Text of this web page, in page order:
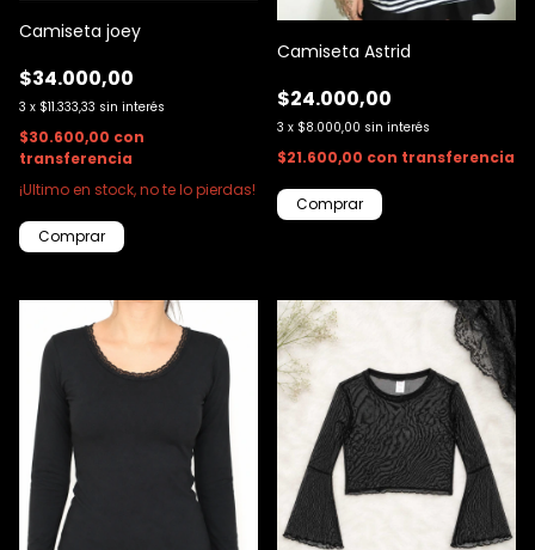
Camiseta joey
$34.000,00
3 x $11.333,33 sin interés
$30.600,00 con
transferencia
¡Ultimo en stock, no te lo pierdas!
Comprar
Camiseta Astrid
$24.000,00
3 x $8.000,00 sin interés
$21.600,00 con transferencia
Comprar